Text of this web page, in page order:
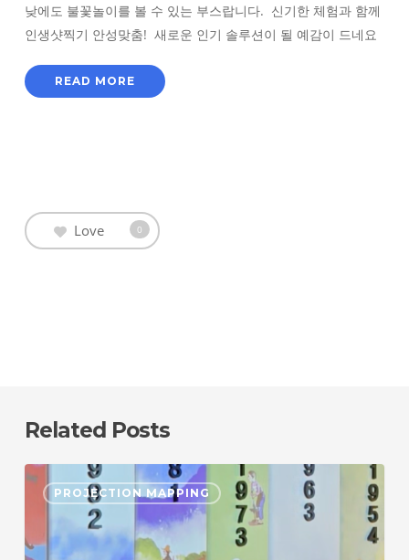
낮에도 불꽃놀이를 볼 수 있는 부스랍니다. 신기한 체험과 함께
인생샷찍기 안성맞춤! 새로운 인기 솔루션이 될 예감이 드네요
READ MORE
Love 0
Related Posts
PROJECTION MAPPING
미
교